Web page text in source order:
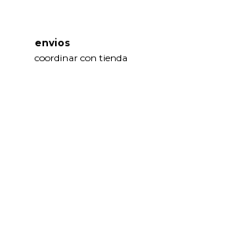
envios
coordinar con tienda